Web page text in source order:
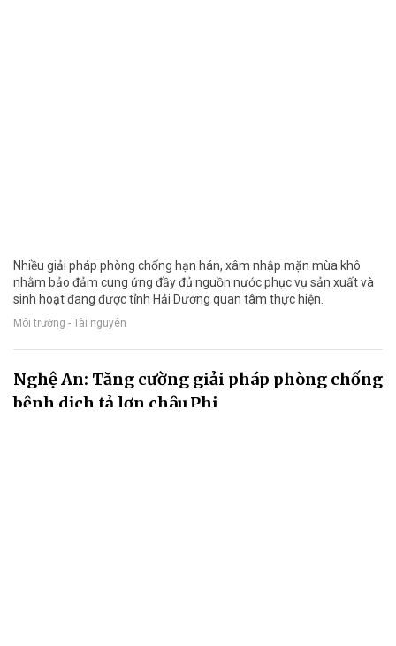
Nhiều giải pháp phòng chống hạn hán, xâm nhập mặn mùa khô
nhằm bảo đảm cung ứng đầy đủ nguồn nước phục vụ sản xuất và
sinh hoạt đang được tỉnh Hải Dương quan tâm thực hiện.
Môi trường - Tài nguyên
Nghệ An: Tăng cường giải pháp phòng chống
bệnh dịch tả lợn châu Phi